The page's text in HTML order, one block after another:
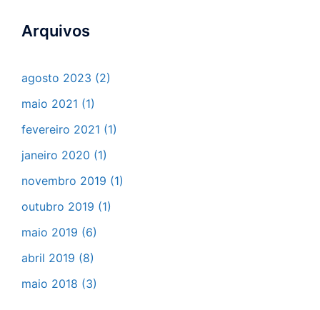
Arquivos
agosto 2023 (2)
maio 2021 (1)
fevereiro 2021 (1)
janeiro 2020 (1)
novembro 2019 (1)
outubro 2019 (1)
maio 2019 (6)
abril 2019 (8)
maio 2018 (3)